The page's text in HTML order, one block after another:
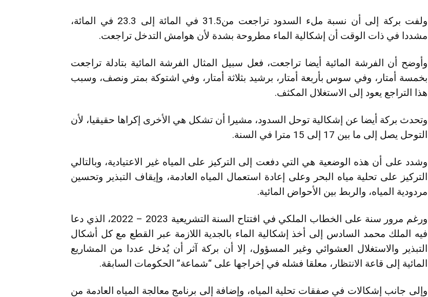
ولفت بركة إلى أن نسبة ملء السدود تراجعت من31.5 في المائة إلى 23.3 في المائة،
مشددا في ذات الوقت أن إشكالية الماء مطروحة بشدة لأن هوامش التدخل تراجعت.
وأوضح أن الفرشة المائية أيضا تراجعت، فعل سبيل المثال الفرشة المائية بتادلة تراجعت
بخمسة أمتار، وفي سوس بأربعة أمتار، برشيد بثلاثة أمتار، وفي اشتوكة بمتر ونصف، وسبب
هذا التراجع يعود إلى الاستغلال المكثف.
وتحدث بركة أيضا عن إشكالية توحل السدود، مشيرا أن تشكل هي الأخرى إكراها حقيقيا، لأن
التوحل يصل إلى ما بين 17 إلى 15 مترا في السنة.
وشدد على أن هذه الوضعية هي التي دفعت إلى التركيز على المياه غير الاعتيادية، وبالتالي
التركيز على تحلية مياه البحر وعلى إعادة استعمال المياه العادمة، وإيقاف التبذير وتحسين
مردودية المياه، والربط بين الأحواض المائية.
ورغم مرور سنة على الخطاب الملكي في افتتاح السنة التشريعية 2023 – 2022، الذي دعا
فيه الملك محمد السادس إلى أخذ إشكالية الماء بالجدية اللازمة عبر القطع مع كل أشكال
التبذير والاستغلال العشوائي وغير المسؤول، إلا أن بركة آثر أن يُدخل عددا من المشاريع
المائية إلى قاعة الانتظار، معلقا فشله في إخراجها على “شماعة” الحكومات السابقة.
وإلى جانب إشكالات في صفقات تحلية المياه، وإضافة إلى برنامج معالجة المياه العادمة من